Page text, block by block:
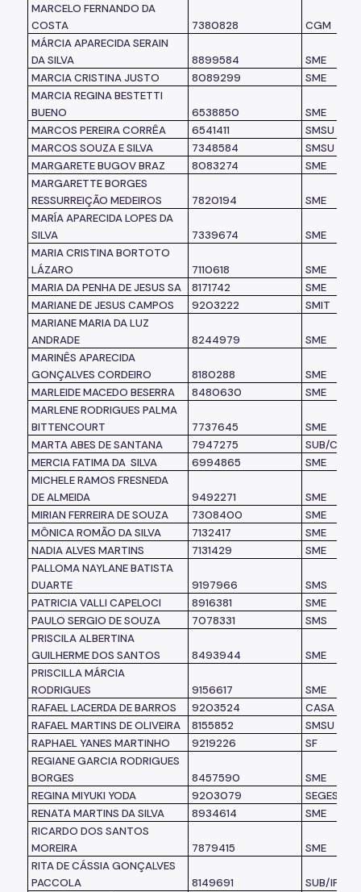
MARCELO FERNANDO DA
COSTA
7380828
CGM
MÁRCIA APARECIDA SERAIN
DA SILVA
8899584
SME
MARCIA CRISTINA JUSTO
8089299
SME
MARCIA REGINA BESTETTI
BUENO
6538850
SME
MARCOS PEREIRA CORRÊA
6541411
SMSU
MARCOS SOUZA E SILVA
7348584
SMSU
MARGARETE BUGOV BRAZ
8083274
SME
MARGARETTE BORGES
RESSURREIÇÃO MEDEIROS
7820194
SME
MARÍA APARECIDA LOPES DA
SILVA
7339674
SME
MARIA CRISTINA BORTOTO
LÁZARO
7110618
SME
MARIA DA PENHA DE JESUS SA
8171742
SME
MARIANE DE JESUS CAMPOS
9203222
SMIT
MARIANE MARIA DA LUZ
ANDRADE
8244979
SME
MARINÊS APARECIDA
GONÇALVES CORDEIRO
8180288
SME
MARLEIDE MACEDO BESERRA
8480630
SME
MARLENE RODRIGUES PALMA
BITTENCOURT
7737645
SME
MARTA ABES DE SANTANA
7947275
SUB/CS
MERCIA FATIMA DA SILVA
6994865
SME
MICHELE RAMOS FRESNEDA
DE ALMEIDA
9492271
SME
MIRIAN FERREIRA DE SOUZA
7308400
SME
MÔNICA ROMÃO DA SILVA
7132417
SME
NADIA ALVES MARTINS
7131429
SME
PALLOMA NAYLANE BATISTA
DUARTE
9197966
SMS
PATRICIA VALLI CAPELOCI
8916381
SME
PAULO SERGIO DE SOUZA
7078331
SMS
PRISCILA ALBERTINA
GUILHERME DOS SANTOS
8493944
SME
PRISCILLA MÁRCIA
RODRIGUES
9156617
SME
RAFAEL LACERDA DE BARROS
9203524
CASA
RAFAEL MARTINS DE OLIVEIRA
8155852
SMSU
RAPHAEL YANES MARTINHO
9219226
SF
REGIANE GARCIA RODRIGUES
BORGES
8457590
SME
REGINA MIYUKI YODA
9203079
SEGES
RENATA MARTINS DA SILVA
8934614
SME
RICARDO DOS SANTOS
MOREIRA
7879415
SME
RITA DE CÁSSIA GONÇALVES
PACCOLA
8149691
SUB/IP